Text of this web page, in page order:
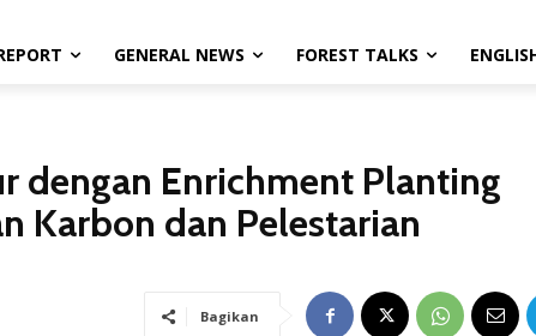
GENERAL NEWS FOREST TALKS
dengan Enrichment Planting
Karbon dan Pelestarian
Bagikan